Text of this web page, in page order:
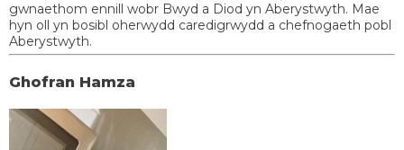
gwnaethom ennill wobr Bwyd a Diod yn Aberystwyth. Mae
hyn oll yn bosibl oherwydd caredigrwydd a chefnogaeth pobl
Aberystwyth.
Ghofran Hamza